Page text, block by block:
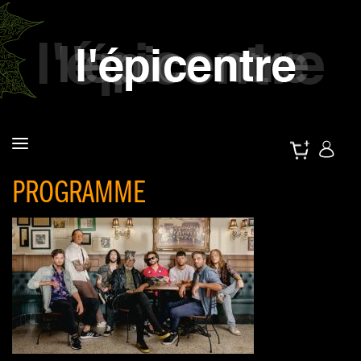
PROGRAMME